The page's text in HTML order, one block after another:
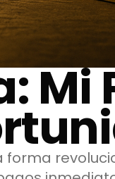
Mi
forma